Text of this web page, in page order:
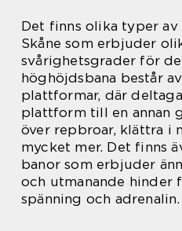
Det finns olika typer
Skåne som erbjuder
svårighetsgrader för
höghöjdsbana består
plattformar, där
plattform till en annan
över repbroar, klättra i
mycket mer. Det finns
banor som erbjuder
och utmanande hinder
spänning och adrenalin.